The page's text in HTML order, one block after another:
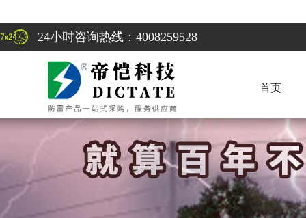
24小时咨询热线：4008259528
首页